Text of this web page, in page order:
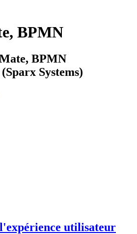
BPMN
BPMN
Systems)
utilisateur